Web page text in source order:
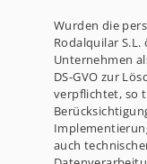
Wurden die
Rodalquilar
Unternehmen
DS-GVO zur
verpflichtet, so
auch